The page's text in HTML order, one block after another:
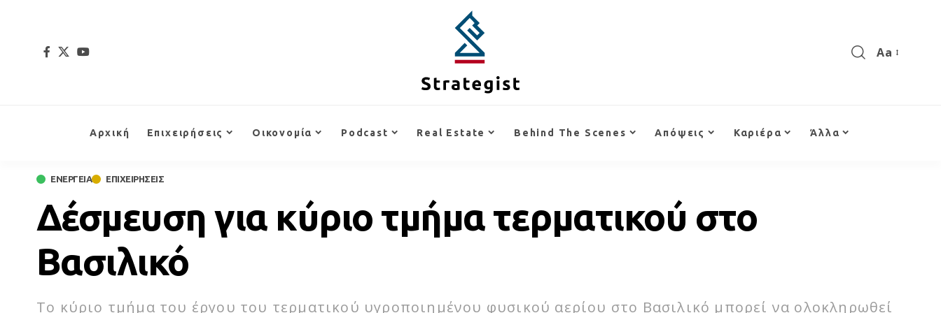
Aa
Αρχική Επιχειρήσεις Οικονομία Podcast Real Estate Behind The Scenes Απόψεις Καριέρα Άλλα
ΕΝΕΡΓΕΙΑ ΕΠΙΧΕΙΡΗΣΕΙΣ
Δέσμευση για κύριο τμήμα τερματικού στο
Βασιλικό
Το κύριο τμήμα του έργου του τερματικού υγροποιημένου φυσικού αερίου στο Βασιλικό μπορεί να ολοκληρωθεί